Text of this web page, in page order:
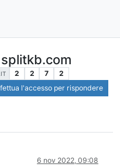
2 2 7
2
l'accesso per rispondere
6 nov 2022, 09:08